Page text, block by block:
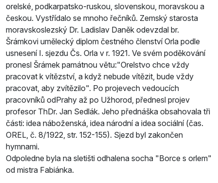
orelské, podkarpatsko-ruskou, slovenskou, moravskou a
českou. Vystřídalo se mnoho řečníků. Zemský starosta
moravskoslezský Dr. Ladislav Daněk odevzdal br.
Šrámkovi umělecký diplom čestného členství Orla podle
usnesení I. sjezdu Čs. Orla v r. 1921. Ve svém poděkování
pronesl Šrámek památnou větu:"Orelstvo chce vždy
pracovat k vítězství, a když nebude vítězit, bude vždy
pracovat, aby zvítězilo". Po projevech vedoucích
pracovníků odPrahy až po Užhorod, přednesl projev
profesor ThDr. Jan Sedlák. Jeho přednáška obsahovala tři
části: idea náboženská, idea národní a idea sociální (čas.
OREL, č. 8/1922, str. 152-155). Sjezd byl zakončen
hymnami.
Odpoledne byla na sletišti odhalena socha "Borce s orlem"
od mistra Fabiánka.